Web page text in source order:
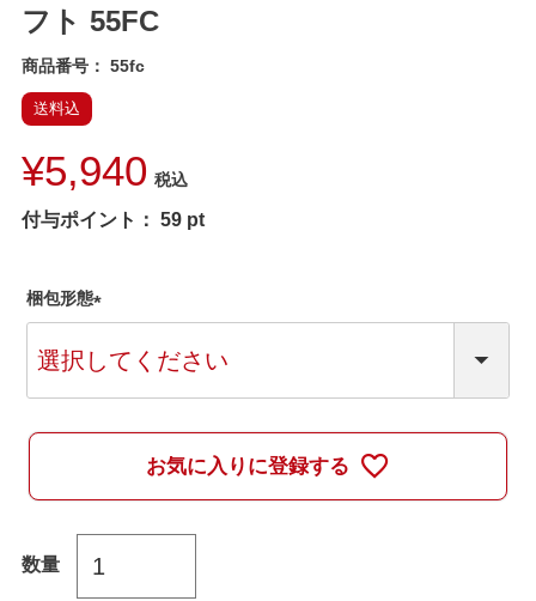
フト 55FC
商品番号 55fc
送料込
¥5,940 税込
付与ポイント： 59 pt
梱包形態
必
お気に入りに登録する